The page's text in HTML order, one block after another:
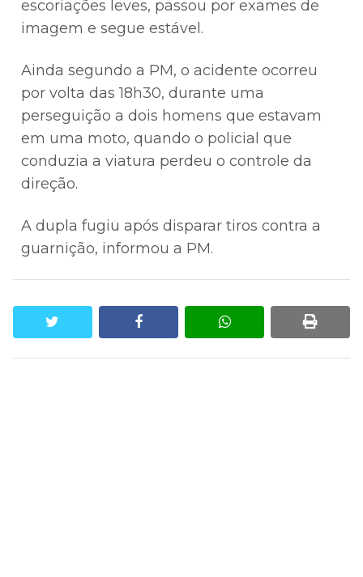
escoriações leves, passou por exames de
imagem e segue estável.
Ainda segundo a PM, o acidente ocorreu
por volta das 18h30, durante uma
perseguição a dois homens que estavam
em uma moto, quando o policial que
conduzia a viatura perdeu o controle da
direção.
A dupla fugiu após disparar tiros contra a
guarnição, informou a PM.
facebook whatsapp print